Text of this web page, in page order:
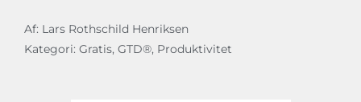
Af: Lars Rothschild Henriksen
Kategori: Gratis, GTD®, Produktivitet